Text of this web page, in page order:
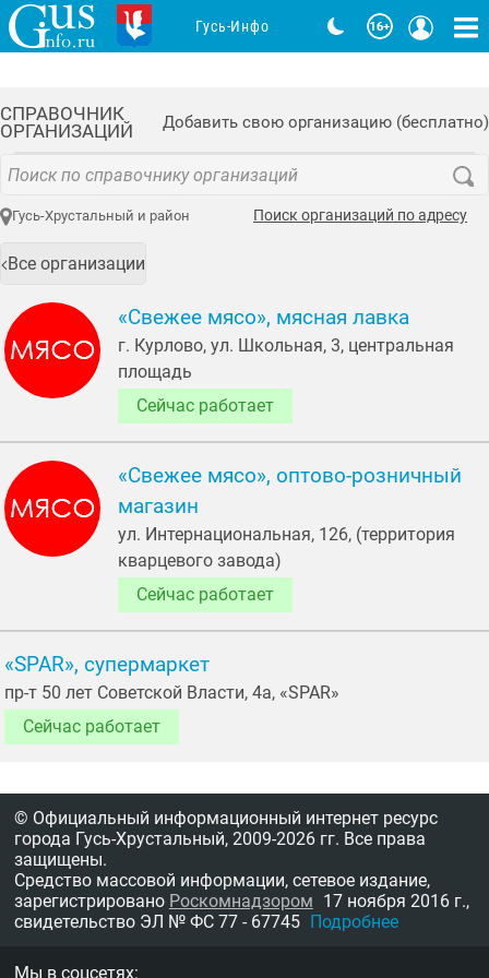
СПРАВОЧНИК
ОРГАНИЗАЦИЙ
Добавить свою организацию (бесплатно)
Гусь-Хрустальный и район Поиск организаций по адресу
Все организации
«Свежее мясо», мясная лавка
г. Курлово, ул. Школьная, 3, центральная
площадь
Сейчас работает
«Свежее мясо», оптово-розничный
магазин
ул. Интернациональная, 126, (территория
кварцевого завода)
Сейчас работает
«SPAR», супермаркет
пр-т 50 лет Советской Власти, 4а, «SPAR»
Сейчас работает
Гусь-Инфо
© Официальный информационный интернет ресурс
города Гусь-Хрустальный, 2009-2026 гг. Все права
защищены.
Средство массовой информации, сетевое издание,
зарегистрировано Роскомнадзором 17 ноября 2016 г.,
свидетельство ЭЛ № ФС 77 - 67745 Подробнее
Мы в соцсетях: